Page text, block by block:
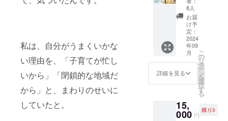
私は、自分がうまくいかな
い理由を、「子育てが忙し
いから」「閉鎖的な地域だ
から」と、まわりのせいに
していたと。
金は18
歳以上
に適応
しま
す。
いただ
きなが
ら、貴
重なセ
ミナー
に参加
し、支
り方に
ついて
ましょ
う。皆
心より
お待ち
してお
りま
す。坂
下賀英
子の出
版記念
講演会
を通じ
て、貴
間をお
過ごし
でサ
ポート
広告露
ント会
場の主
要な場
所にロ
ゴやブ
ランド
名を表
に1社限
定で掲
置 セッ
ト内容
テント1
セット
各種備
品 常駐
スタッ
フ2名
追加
サービ
ス 無料
ク用お
湯 個室
スペー
塩川祐
子（ソ
ルトさ
ん）
NPO法
人母力
向上委
員会代
表：
2008年
より母
委員会
を立ち
上げ運
し、建
築業や
通信業
も手が
ける多
忙なマ
マ社
長。自
児の母
とし
育てに
奮闘し
ながら
トリー
ト参加
券 宿泊
券 リト
リート
内容 健
康に関
する講
践的な
ワーク
ミュニ
ケー
ワーク
ショッ
プで、
味噌作
りのプ
ロセス
を学べ
防災コ
ミュニ
りを通
じて防
下賀英
子の書
籍1冊を
お手元
に届け
ます。
美味し
い串揚
げ：
セット
で家事
の長期
保存が
可能で
す。 パ
ンは缶
に入っ
ていま
すので
袋製品
災害時
用の備
缶］
・内容
坂下賀
英子の
書籍と
共に、
防災備
蓄用パ
ンの缶
詰をお
届けし
パンの
缶詰
8人
お届
け予
定：
2024
年09
月
詳細を見る
こ
の
リ
タ
ー
ン
を
選
択
す
る
15,
000 円
残り3